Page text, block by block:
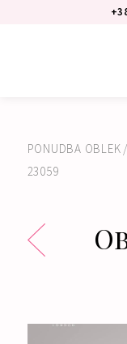
PONUDBA OBLEK /
23059